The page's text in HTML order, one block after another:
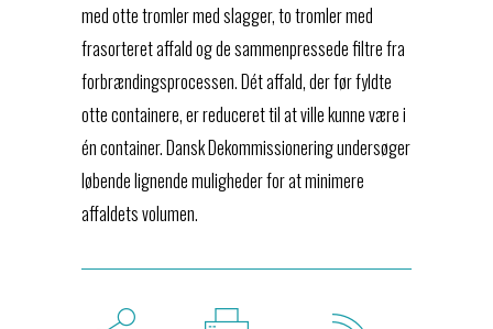
med otte tromler med slagger, to tromler med
frasorteret affald og de sammenpressede filtre fra
forbrændingsprocessen. Dét affald, der før fyldte
otte containere, er reduceret til at ville kunne være i
én container. Dansk Dekommissionering undersøger
løbende lignende muligheder for at minimere
affaldets volumen.